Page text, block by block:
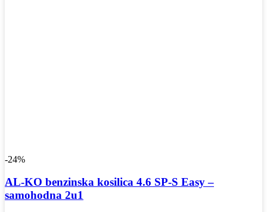
-24%
AL-KO benzinska kosilica 4.6 SP-S Easy –
samohodna 2u1